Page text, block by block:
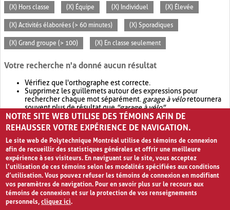
(X) Hors classe (X) Équipe (X) Individuel (X) Élevée
(X) Activités élaborées (> 60 minutes) (X) Sporadiques
(X) Grand groupe (> 100) (X) En classe seulement
Votre recherche n'a donné aucun résultat
Vérifiez que l'orthographe est correcte.
Supprimez les guillemets autour des expressions pour
rechercher chaque mot séparément. garage à véloretournera
souvent plus de résultat que"garage à vélo".
Envisagez d'élargir votre recherche avec OR.garage OR vélo
retournera souvent plus de résultat quegarage à vélo
NOTRE SITE WEB UTILISE DES TÉMOINS AFIN DE
REHAUSSER VOTRE EXPÉRIENCE DE NAVIGATION.
Le site web de Polytechnique Montréal utilise des témoins de connexion
afin de recueillir des statistiques générales et offrir une meilleure
expérience à ses visiteurs. En naviguant sur le site, vous acceptez
l’utilisation de ces témoins selon les modalités spécifiées aux conditions
d’utilisation. Vous pouvez refuser les témoins de connexion en modifiant
vos paramètres de navigation. Pour en savoir plus sur le recours aux
témoins de connexion et sur la protection de vos renseignements
personnels,cliquez ici.